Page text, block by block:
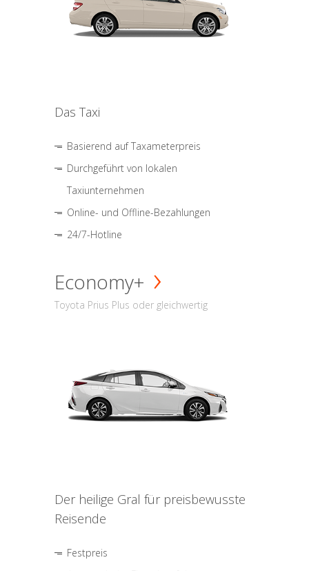
Das Taxi
Basierend auf Taxameterpreis
Durchgeführt von lokalen
Taxiunternehmen
Online- und Offline-Bezahlungen
24/7-Hotline
Economy+
Toyota Prius Plus oder gleichwertig
Der heilige Gral für preisbewusste
Reisende
Festpreis